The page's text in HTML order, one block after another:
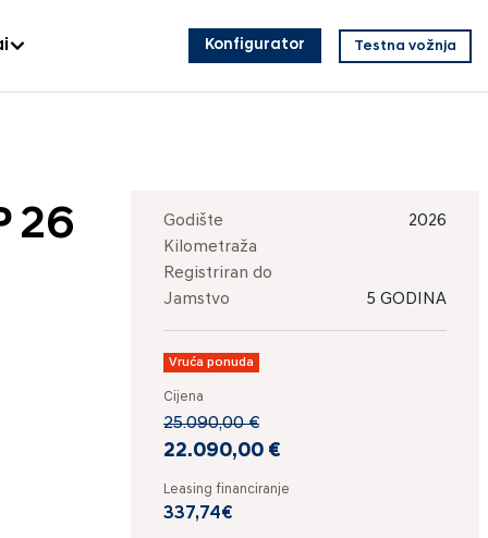
Konfigurator Testna vožnja
26 Godište
2026
Kilometraža
Registriran do
Jamstvo
5 GODINA
Vruća ponuda
Cijena
25.090,00 €
22.090,00 €
Leasing financiranje
337,74€